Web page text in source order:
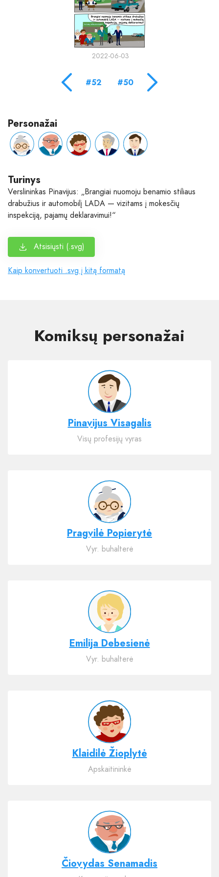
2022-06-03
#52 #50
Personažai
Turinys
Verslininkas Pinavijus: „Brangiai nuomoju benamio stiliaus
drabužius ir automobilį LADA — vizitams į mokesčių
inspekciją, pajamų deklaravimui!“
Atsisiųsti (.svg)
Kaip konvertuoti .svg į kitą formatą
Komiksų personažai
Pinavijus Visagalis
Visų profesijų vyras
Pragvilė Popierytė
Vyr. buhalterė
Emilija Debesienė
Vyr. buhalterė
Klaidilė Žioplytė
Apskaitininkė
Čiovydas Senamadis